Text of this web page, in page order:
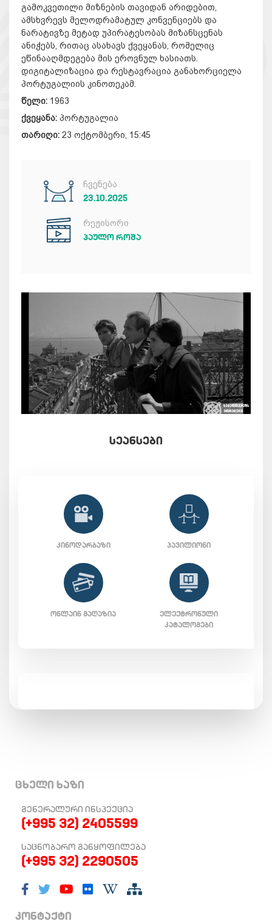
გამოკვეთილი მიზნების თავიდან არიდებით,
ამსხვრევს მელოდრამატულ კონვენციებს და
ნარატივზე მეტად უპირატესობას მიზანსცენას
ანიჭებს, რითაც ასახავს ქვეყანას, რომელიც
ეწინააღმდეგება მის ეროვნულ ხასიათს.
დიგიტალიზაცია და რესტავრაცია განახორციელა
პორტუგალიის კინოთეკამ.
წელი: 1963
ქვეყანა: პორტუგალია
თარიღი: 23 ოქტომბერი, 15:45
ჩვენება
23.10.2025
რეჟისორი
ᲞᲐᲣᲚᲝ ᲠᲝᲨᲐ
ᲡᲔᲐᲜᲡᲔᲑᲘ
ᲙᲘᲜᲝᲓᲐᲠᲑᲐᲖᲘ ᲞᲐᲕᲘᲚᲘᲝᲜᲘ
ᲝᲜᲚᲐᲘᲜ ᲛᲐᲦᲐᲖᲘᲐ
ᲔᲚᲔᲥᲢᲠᲝᲜᲣᲚᲘ
ᲙᲐᲢᲐᲚᲝᲒᲔᲑᲘ
ცხელი ხაზი
ᲒᲔᲜᲔᲠᲐᲚᲣᲠᲘ ᲘᲜᲡᲞᲔᲥᲪᲘᲐ
(+995 32) 2405599
ᲡᲐᲪᲜᲝᲑᲐᲠᲝ ᲒᲐᲜᲧᲝᲤᲘᲚᲔᲑᲐ
(+995 32) 2290505
კონტაქტი